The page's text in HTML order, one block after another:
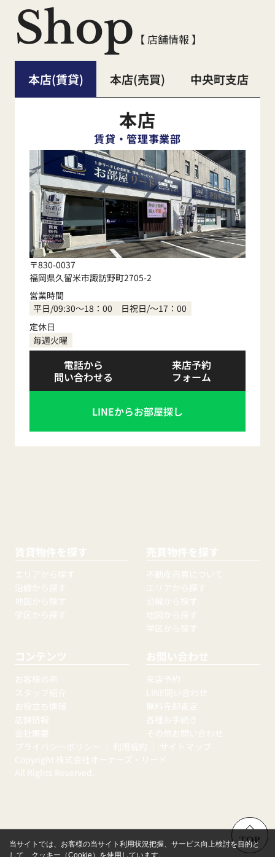
Shop 【 店舗情報 】
本店(賃貸) 本店(売買) 中央町支店
本店
賃貸・管理事業部
〒830-0037
福岡県久留米市諏訪野町2705-2
営業時間
平日/09:30～18：00 日祝日/～17：00
定休日
毎週火曜
電話から
問い合わせる
来店予約
フォーム
LINEからお部屋探し
賃貸物件を探す
エリアから探す
沿線から探す
地図から探す
学区から探す
売買物件を探す
不動産売買について
エリアから探す
沿線から探す
地図から探す
学区から探す
コンテンツ
お客様の声
スタッフ紹介
お役立ち情報
店舗情報
会社概要
お問い合わせ
来店予約
LINE問い合わせ
無料売却査定
各種お手続き
その他お問い合わせ
プライバシーポリシー
利用規約
サイトマップ
Copyright 株式会社オーナーズ・リード
All Rights Reserved.
TOP
当サイトでは、お客様の当サイト利用状況把握、サービス向上検討を目的と
して、クッキー（Cookie）を使用しています。